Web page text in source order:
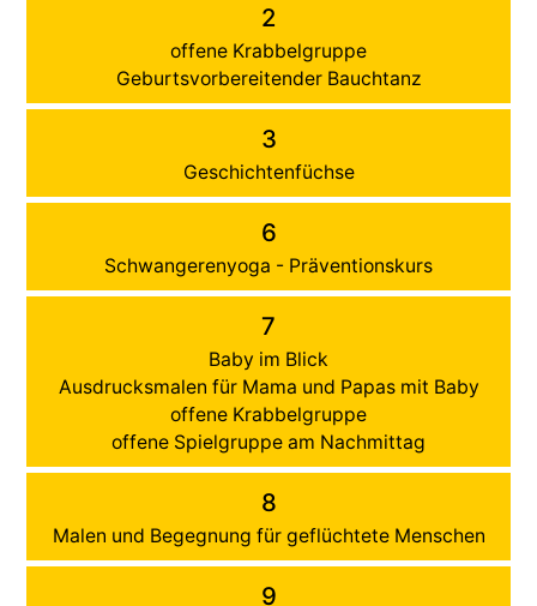
2
offene Krabbelgruppe
Geburtsvorbereitender Bauchtanz
3
Geschichtenfüchse
6
Schwangerenyoga - Präventionskurs
7
Baby im Blick
Ausdrucksmalen für Mama und Papas mit Baby
offene Krabbelgruppe
offene Spielgruppe am Nachmittag
8
Malen und Begegnung für geflüchtete Menschen
9